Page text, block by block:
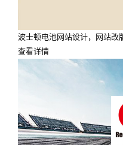
波士顿电池网站设计，网站改
查看详情